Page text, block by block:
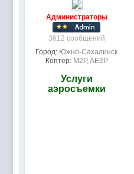
Администраторы
3612 сообщений
Город: Южно-Сахалинск
Коптер: M2P, AE2P
Услуги
аэросъемки